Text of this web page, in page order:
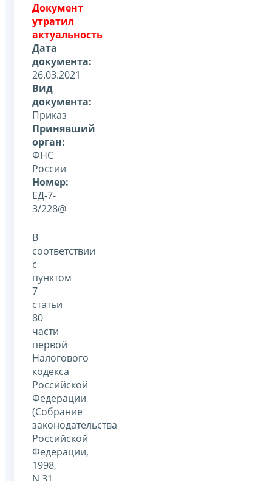
Документ
утратил
актуальность
Дата
документа:
26.03.2021
Вид
документа:
Приказ
Принявший
орган:
ФНС
России
Номер:
ЕД-7-
3/228@
В
соответствии
с
пунктом
7
статьи
80
части
первой
Налогового
кодекса
Российской
Федерации
(Собрание
законодательства
Российской
Федерации,
1998,
N 31,